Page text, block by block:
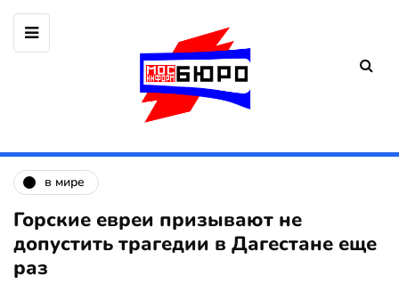
в мире
Горские евреи призывают не
допустить трагедии в Дагестане еще
раз